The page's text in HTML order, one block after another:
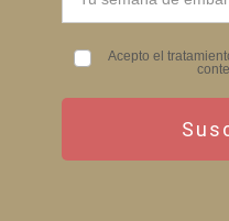
Acepto el